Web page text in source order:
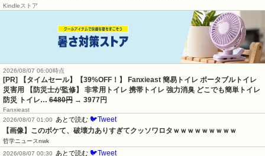
Kindleストア
2026/08/07 06:00時点
[PR] 【タイムセール】【39%OFF！】 Fanxieast 簡易トイレ ポータブルトイレ
災害用 【防災士が監修】 非常用トイレ 携帯トイレ 強力消臭 どこでも簡単トイレ
防災 トイレ… 6480円 → 3977円
Fanxieast
2026/08/07 01:00
あとで読む 🐦Tweet
【画像】このボケて、破壊力ありすぎてクッソワロタｗｗｗｗｗｗｗｗｗ
哲学ニュースnwk
2026/08/07 00:30
あとで読む 🐦Tweet